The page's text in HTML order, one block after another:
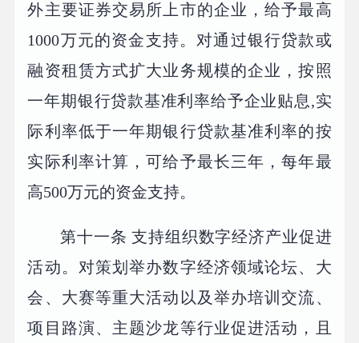
外主要证券交易所上市的企业，给予最高
1000万元的资金支持。对通过银行贷款或
融资租赁方式扩大业务规模的企业，按照
一年期银行贷款基准利率给予企业贴息,实
际利率低于一年期银行贷款基准利率的按
实际利率计算，可给予最长三年，每年最
高500万元的资金支持。
第十一条 支持组织数字经济产业促进
活动。对策划举办数字经济领域论坛、大
会、大赛等重大活动以及举办培训交流、
项目路演、主题沙龙等行业促进活动，且